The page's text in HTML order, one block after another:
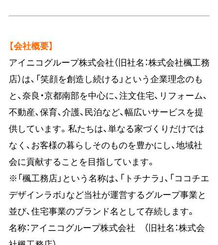
【会社概要】
アイニコグループ株式会社（旧社名：株式会社楓工務
店）は、「笑顔を創造し続ける」という企業理念のも
と、奈良・京都南部を中心に、注文住宅、リフォーム、
不動産、保育、介護、民泊など、幅広いサービスを提
供しています。私たちは、単なる家づくりだけでは
なく、お客様の暮らしそのものを豊かにし、地域社
会に貢献することを目指しています。
※「楓工務店」という名称は、「トチナラ」、「ココチエ
デザインラボ」など当社が運営するグループ事業と
並び、住宅事業のブランド名として存続します。
名称：アイニコグループ株式会社 （旧社名：株式会